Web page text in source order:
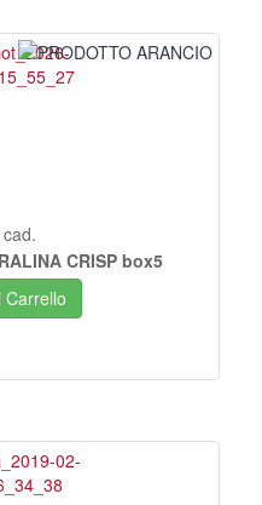
cad.
CRISP box5
Carrello